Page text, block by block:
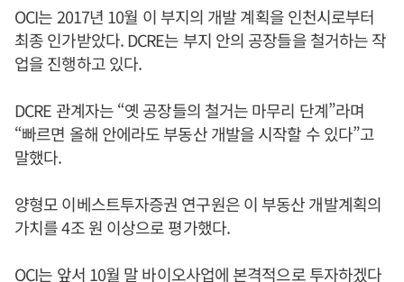
OCI는 2017년 10월 이 부지의 개발 계획을 인천시로부터
최종 인가받았다. DCRE는 부지 안의 공장들을 철거하는 작
업을 진행하고 있다.
DCRE 관계자는 “옛 공장들의 철거는 마무리 단계”라며
“빠르면 올해 안에라도 부동산 개발을 시작할 수 있다”고
말했다.
양형모 이베스트투자증권 연구원은 이 부동산 개발계획의
가치를 4조 원 이상으로 평가했다.
OCI는 앞서 10월 말 바이오사업에 본격적으로 투자하겠다